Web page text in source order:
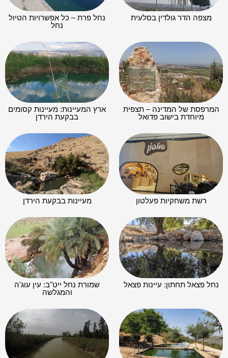
מצפה הדר גולדין בסלעית
נחל פרת – כל אפשרויות הטיול
נחל
המרפסת של המדינה – תצפית
מיוחדת בישוב פדואל
ארץ המעיינות: מעיינות קסומים
בבקעת הירדן
רשת משחקיות פעלטון מעיינות בבקעת הירדן
נחל פצאל תחתון: עיינות פצאל
שמורת נחל ייט"ב: עין עוג'ה
והמגלשה